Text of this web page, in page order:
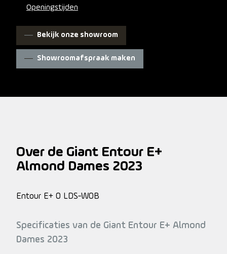
Openingstijden
Bekijk onze showroom
Showroomafspraak maken
Over de Giant Entour E+
Almond Dames 2023
Entour E+ 0 LDS-WOB
Specificaties van de Giant Entour E+ Almond
Dames 2023